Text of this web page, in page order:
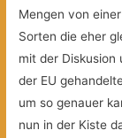
Mengen von
Sorten die eher
mit der Diskusion
der EU
um so genauer
nun in der Kiste